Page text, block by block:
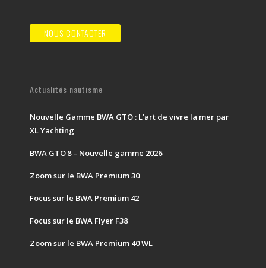
NOUS CONTACTER
Actualités nautisme
Nouvelle Gamme BWA GTO : L’art de vivre la mer par
XL Yachting
BWA GTO 8 – Nouvelle gamme 2026
Zoom sur le BWA Premium 30
Focus sur le BWA Premium 42
Focus sur le BWA Flyer F38
Zoom sur le BWA Premium 40 WL